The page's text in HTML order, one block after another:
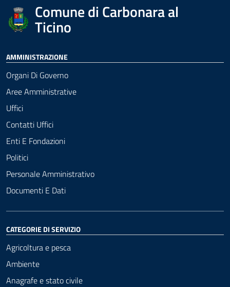
Comune di Carbonara al
Ticino
AMMINISTRAZIONE
Organi Di Governo
Aree Amministrative
Uffici
Contatti Uffici
Enti E Fondazioni
Politici
Personale Amministrativo
Documenti E Dati
CATEGORIE DI SERVIZIO
Agricoltura e pesca
Ambiente
Anagrafe e stato civile